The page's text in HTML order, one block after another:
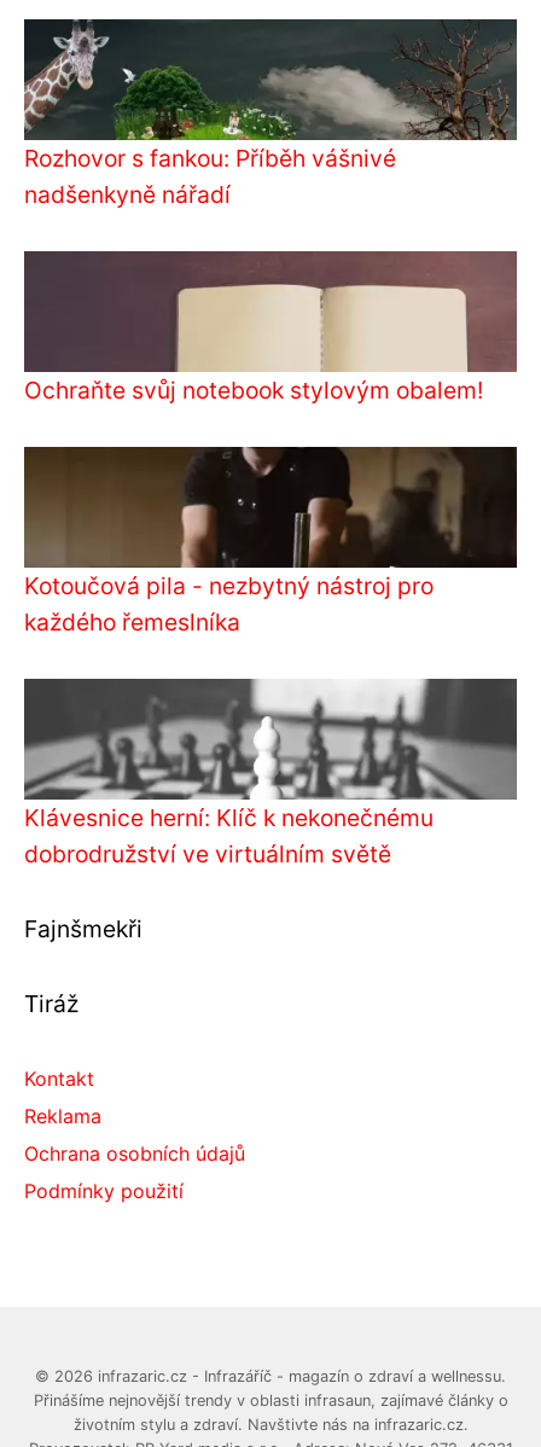
Rozhovor s fankou: Příběh vášnivé
nadšenkyně nářadí
Ochraňte svůj notebook stylovým obalem!
Kotoučová pila - nezbytný nástroj pro
každého řemeslníka
Klávesnice herní: Klíč k nekonečnému
dobrodružství ve virtuálním světě
Fajnšmekři
Tiráž
Kontakt
Reklama
Ochrana osobních údajů
Podmínky použití
© 2026 infrazaric.cz - Infrazáříč - magazín o zdraví a wellnessu.
Přinášíme nejnovější trendy v oblasti infrasaun, zajímavé články o
životním stylu a zdraví. Navštivte nás na infrazaric.cz.